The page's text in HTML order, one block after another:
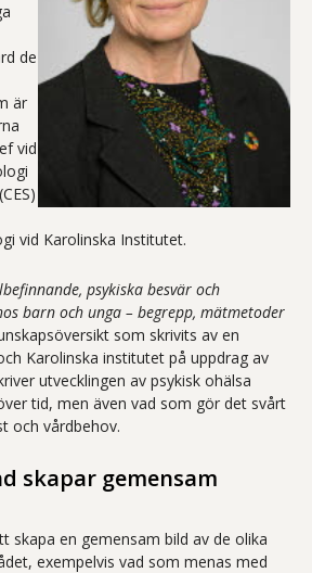
de
är
vid
vid Karolinska Institutet.
psykiska besvär och
barn och unga – begrepp, mätmetoder
som skrivits av en
Karolinska institutet på uppdrag av
utvecklingen av psykisk ohälsa
tid, men även vad som gör det svårt
och vårdbehov.
skapar gemensam
skapa en gemensam bild av de olika
exempelvis vad som menas med